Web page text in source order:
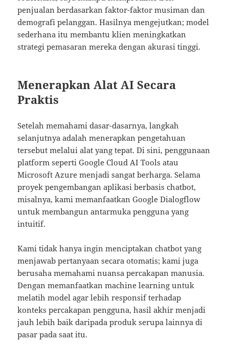
penjualan berdasarkan faktor-faktor musiman dan
demografi pelanggan. Hasilnya mengejutkan; model
sederhana itu membantu klien meningkatkan
strategi pemasaran mereka dengan akurasi tinggi.
Menerapkan Alat AI Secara
Praktis
Setelah memahami dasar-dasarnya, langkah
selanjutnya adalah menerapkan pengetahuan
tersebut melalui alat yang tepat. Di sini, penggunaan
platform seperti Google Cloud AI Tools atau
Microsoft Azure menjadi sangat berharga. Selama
proyek pengembangan aplikasi berbasis chatbot,
misalnya, kami memanfaatkan Google Dialogflow
untuk membangun antarmuka pengguna yang
intuitif.
Kami tidak hanya ingin menciptakan chatbot yang
menjawab pertanyaan secara otomatis; kami juga
berusaha memahami nuansa percakapan manusia.
Dengan memanfaatkan machine learning untuk
melatih model agar lebih responsif terhadap
konteks percakapan pengguna, hasil akhir menjadi
jauh lebih baik daripada produk serupa lainnya di
pasar pada saat itu.